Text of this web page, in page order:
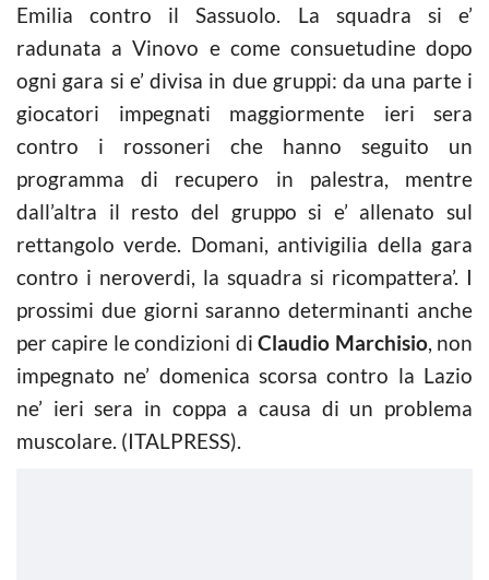
Emilia contro il Sassuolo. La squadra si e’
radunata a Vinovo e come consuetudine dopo
ogni gara si e’ divisa in due gruppi: da una parte i
giocatori impegnati maggiormente ieri sera
contro i rossoneri che hanno seguito un
programma di recupero in palestra, mentre
dall’altra il resto del gruppo si e’ allenato sul
rettangolo verde. Domani, antivigilia della gara
contro i neroverdi, la squadra si ricompattera’. I
prossimi due giorni saranno determinanti anche
per capire le condizioni diClaudio Marchisio, non
impegnato ne’ domenica scorsa contro la Lazio
ne’ ieri sera in coppa a causa di un problema
muscolare. (ITALPRESS).